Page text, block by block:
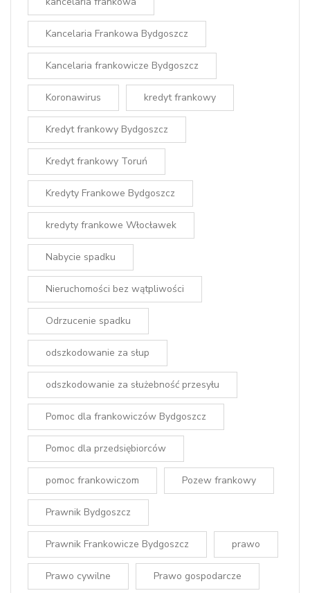
Kancelaria Frankowa Bydgoszcz
Kancelaria frankowicze Bydgoszcz
Koronawirus kredyt frankowy
Kredyt frankowy Bydgoszcz
Kredyt frankowy Toruń
Kredyty Frankowe Bydgoszcz
kredyty frankowe Włocławek
Nabycie spadku
Nieruchomości bez wątpliwości
Odrzucenie spadku
odszkodowanie za słup
odszkodowanie za służebność przesyłu
Pomoc dla frankowiczów Bydgoszcz
Pomoc dla przedsiębiorców
pomoc frankowiczom Pozew frankowy
Prawnik Bydgoszcz
Prawnik Frankowicze Bydgoszcz prawo
Prawo cywilne Prawo gospodarcze